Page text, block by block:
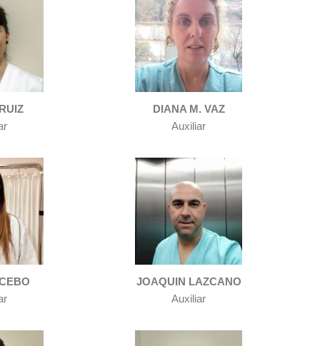
DIANA M. VAZ
Auxiliar
JOAQUIN LAZCANO
Auxiliar